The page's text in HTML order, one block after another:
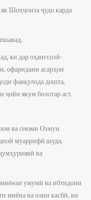
Шоҳҷоиза ҷудо карда
ки дар оҳангсозӣ-
офаридани асарҳои
фавқулода дошта,
ҷойи якум болотар аст.
ва сеюми Озмун
муаррифӣ шуда,
ва
умумӣ ва ибтидоии
миёна ва олии касбӣ, ки